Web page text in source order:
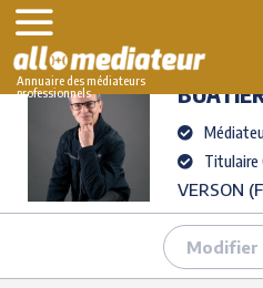
Skip
content
Annuaire des médiateurs
professionnels
AlloMediateur
Titulaire
VERSON
Modifier